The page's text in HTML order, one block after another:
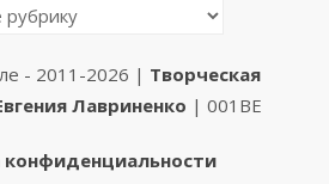
- 2011-2026 | Творческая
Лавриненко | 001BE